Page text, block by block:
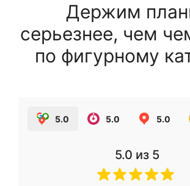
Держим
серьезнее, чем
по фигурному
5.0 5.0 5.0
5.0 из 5